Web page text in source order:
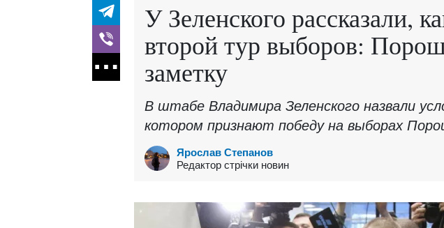
У Зеленского рассказали,
второй тур выборов:
заметку
В штабе Владимира Зеленского назвали
котором признают победу на выборах
Ярослав Степанов
Редактор стрічки новин